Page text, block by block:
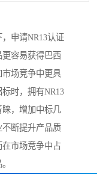
申请NR13认证
容易获得巴西
场竞争中更具
时，拥有NR13
，增加中标几
断提升产品质
市场竞争中占